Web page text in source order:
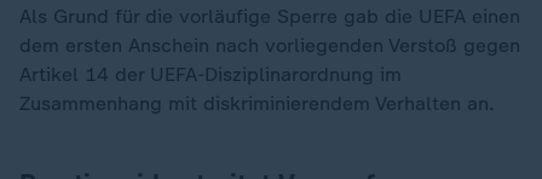
Als Grund für die vorläufige Sperre gab die UEFA einen
dem ersten Anschein nach vorliegenden Verstoß gegen
Artikel 14 der UEFA-Disziplinarordnung im
Zusammenhang mit diskriminierendem Verhalten an.